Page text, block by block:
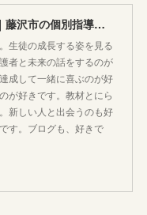
「第二の家」ブログ｜藤沢市の個別指導塾のお話
生徒の成長する姿を見る
者と未来の話をするのが
成して一緒に喜ぶのが好
が好きです。教材とにら
新しい人と出会うのも好
す。ブログも、好きで